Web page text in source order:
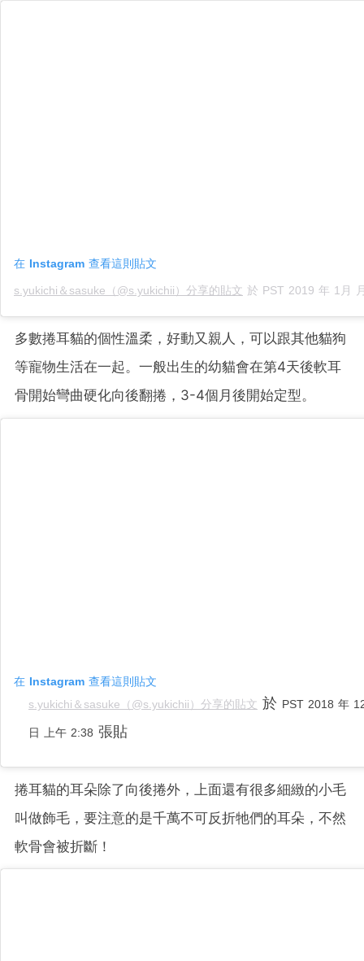
在 Instagram 查看這則貼文
s.yukichi＆sasuke（@s.yukichii）分享的貼文 於 PST 2019 年 1月 月 11
多數捲耳貓的個性溫柔，好動又親人，可以跟其他貓狗
等寵物生活在一起。一般出生的幼貓會在第4天後軟耳
骨開始彎曲硬化向後翻捲，3-4個月後開始定型。
在 Instagram 查看這則貼文
s.yukichi＆sasuke（@s.yukichii）分享的貼文 於 PST 2018 年
日 上午 2:38 張貼
捲耳貓的耳朵除了向後捲外，上面還有很多細緻的小毛
叫做飾毛，要注意的是千萬不可反折牠們的耳朵，不然
軟骨會被折斷！